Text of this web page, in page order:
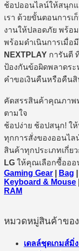
ช้อปออนไลน์ให้สนุก
เรา ด้วยขั้นตอนการ
งานให้ปลอดภัย พร้อ
พร้อมดำเนินการเมื่อ
NEXTPLAY การันตี
ป้องกันข้อผิดพลาดร
คำขอเงินคืนหรือคืน
คัดสรรสินค้าคุณภาพ
ตามใจ
ช้อปง่าย ช้อปสนุก! ใ
ทุกการสั่งของออนไล
สินค้าทุกประเภทเกี่ย
LG ให้คุณเลือกซื้อออ
Gaming Gear
Bag
Keyboard & Mouse
RAM
หมวดหมู่สินค้าของ
เดลล์ชุดเกมส์มิ่